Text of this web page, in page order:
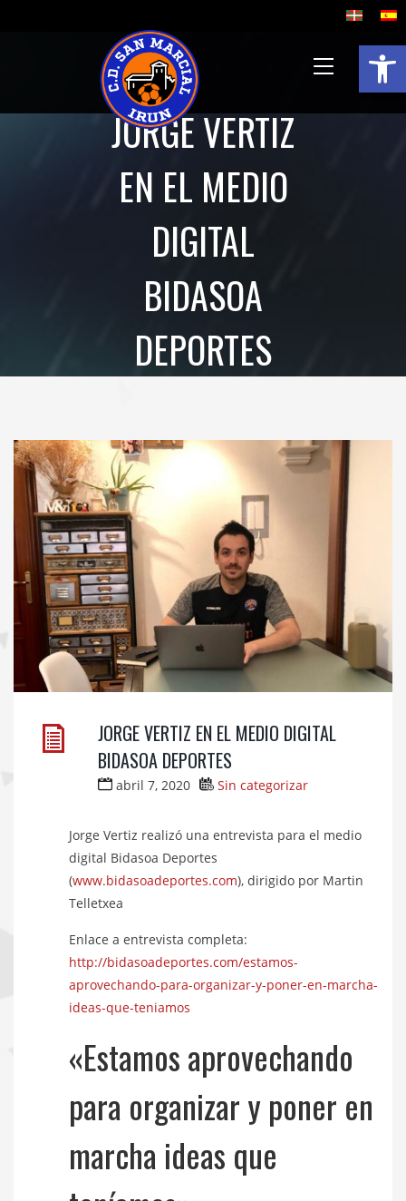
Abrir
JORGE VERTIZ
EN EL MEDIO
DIGITAL
BIDASOA
DEPORTES
JORGE VERTIZ EN EL MEDIO DIGITAL
BIDASOA DEPORTES
abril 7, 2020 Sin categorizar
Jorge Vertiz realizó una entrevista para el medio
digital Bidasoa Deportes
(www.bidasoadeportes.com), dirigido por Martin
Telletxea
Enlace a entrevista completa:
http://bidasoadeportes.com/estamos-
aprovechando-para-organizar-y-poner-en-marcha-
ideas-que-teniamos
«Estamos aprovechando
para organizar y poner en
marcha ideas que